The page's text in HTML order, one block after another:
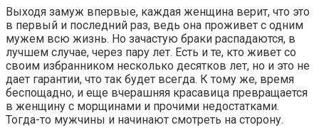
Выходя замуж впервые, каждая женщина верит, что это
в первый и последний раз, ведь она проживет с одним
мужем всю жизнь. Но зачастую браки распадаются, в
лучшем случае, через пару лет. Есть и те, кто живет со
своим избранником несколько десятков лет, но и это не
дает гарантии, что так будет всегда. К тому же, время
беспощадно, и еще вчерашняя красавица превращается
в женщину с морщинами и прочими недостатками.
Тогда-то мужчины и начинают смотреть на сторону.